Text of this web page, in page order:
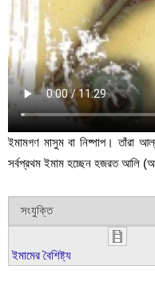
ইমামগণ মাসুম বা নিষ্পাপ। তাঁরা
সর্বপ্রথম ইমাম হচ্ছেন হজরত আলি
সংযুক্তি
ইমামের বৈশিষ্ট্য